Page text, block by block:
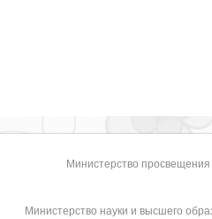
Министерство
Министерство науки и высшего